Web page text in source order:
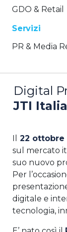
GDO & Retail
Servizi
PR & Media
Digital
JTI Italia
Il 22 ottobre
sul mercato
suo nuovo
Per
digitale e
tecnologia,